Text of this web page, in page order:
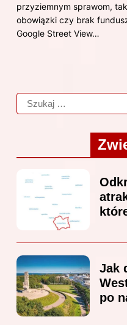
przyziemnym sprawom,
obowiązki czy brak
Google Street View…
Jak
po